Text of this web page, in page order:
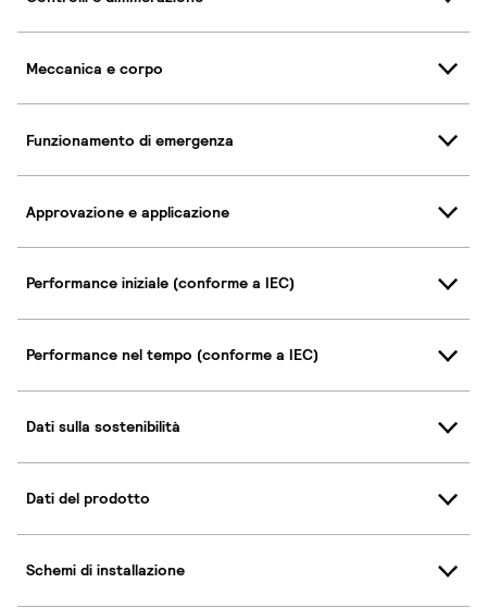
Meccanica e corpo
Funzionamento di emergenza
Approvazione e applicazione
Performance iniziale (conforme a IEC)
Performance nel tempo (conforme a IEC)
Dati sulla sostenibilità
Dati del prodotto
Schemi di installazione